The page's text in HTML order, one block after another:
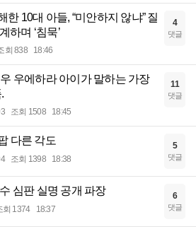
한 10대 아들, “미안하지 않냐” 질
하며 ‘침묵’
회 838 18:46
4
댓글
우에하라 아이가 말하는 가장
조회 1508 18:45
11
댓글
다른 각도
조회 1398 18:38
5
댓글
심판 실명 공개 파장
회 1374 18:37
6
댓글